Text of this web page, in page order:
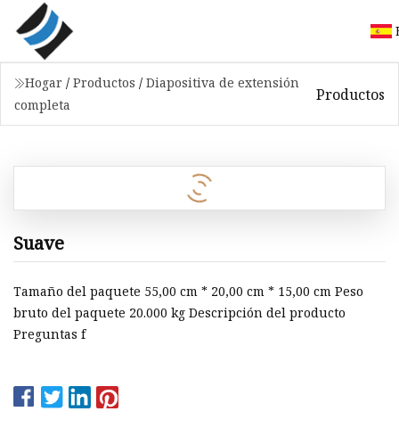
Hogar / Productos / Diapositiva de extensión
completa
Productos
Suave
Tamaño del paquete 55,00 cm * 20,00 cm * 15,00 cm Peso
bruto del paquete 20.000 kg Descripción del producto
Preguntas f